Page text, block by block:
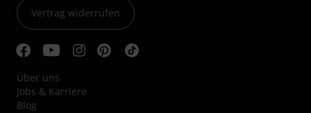
Vertrag widerrufen
Über uns
Jobs & Karriere
Blog